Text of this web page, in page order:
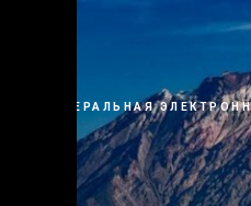
ФЕДЕРАЛЬНАЯ